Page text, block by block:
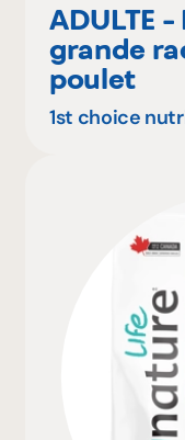
ADULTE
grande
poulet
1st choice